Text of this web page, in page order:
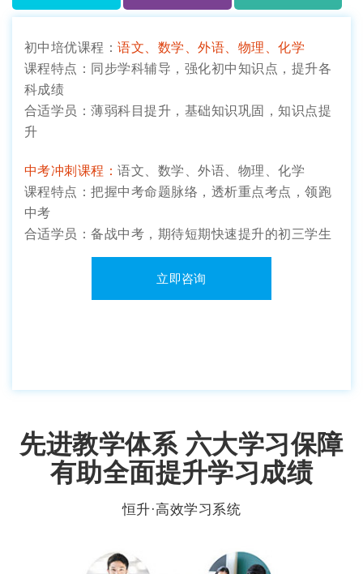
初中培优课程：语文、数学、外语、物理、化学
课程特点：同步学科辅导，强化初中知识点，提升各
科成绩
合适学员：薄弱科目提升，基础知识巩固，知识点提
升
中考冲刺课程：语文、数学、外语、物理、化学
课程特点：把握中考命题脉络，透析重点考点，领跑
中考
合适学员：备战中考，期待短期快速提升的初三学生
立即咨询
先进教学体系 六大学习保障
有助全面提升学习成绩
恒升·高效学习系统